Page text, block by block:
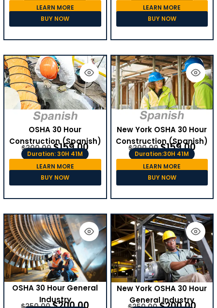
LEARN MORE
BUY NOW
LEARN MORE
BUY NOW
OSHA 30 Hour
Construction (Spanish)
$200.00 $159.00
Duration: 30H 41M
LEARN MORE
BUY NOW
New York OSHA 30 Hour
Construction (Spanish)
$200.00 $159.00
Duration:30H 41M
LEARN MORE
BUY NOW
OSHA 30 Hour General
Industry
New York OSHA 30 Hour
General Industry